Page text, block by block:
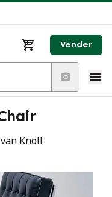
Vender
Knoll